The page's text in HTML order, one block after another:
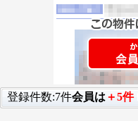
登録件数:7件会員は ＋5件